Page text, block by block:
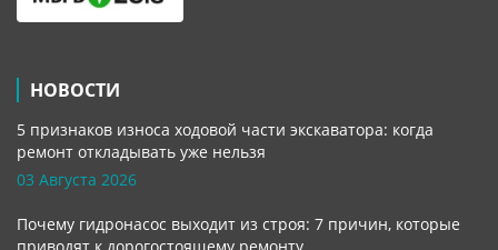
НОВОСТИ
5 признаков износа ходовой части экскаватора: когда
ремонт откладывать уже нельзя
03 Августа 2026
Почему гидронасос выходит из строя: 7 причин, которые